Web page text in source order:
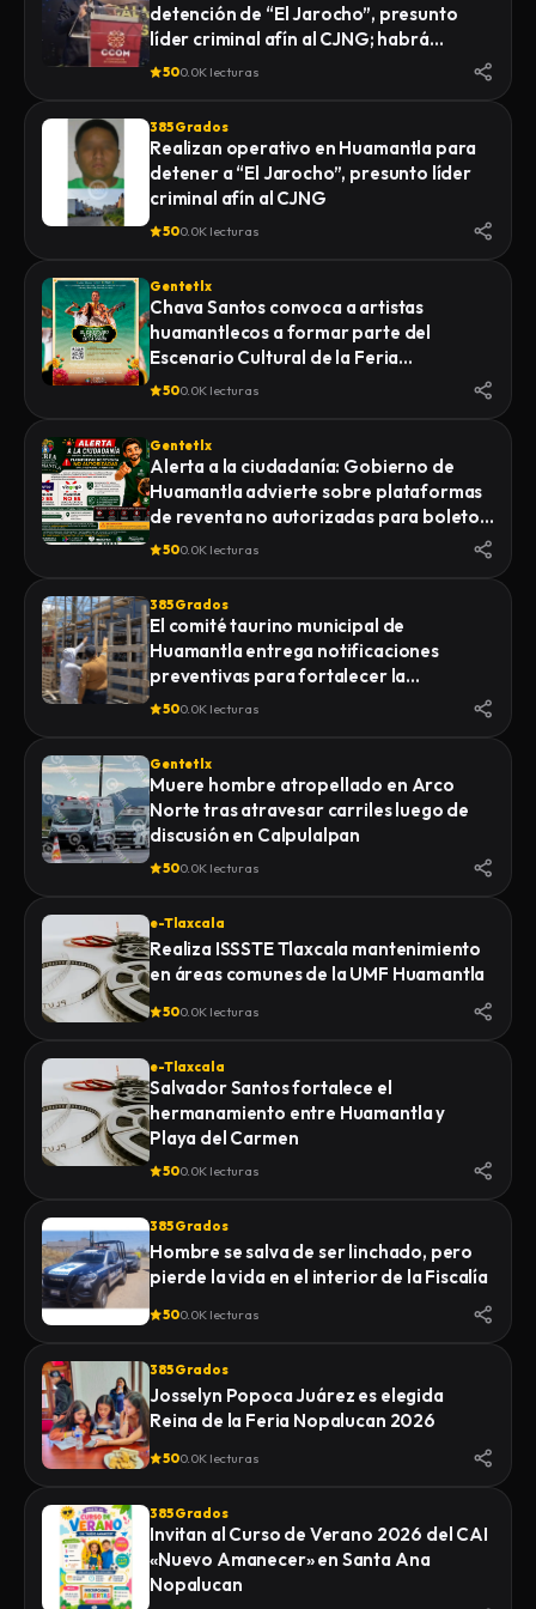
LA FISCALÍA GENERAL DE JUSTICIA DEL
ESTADO (FGJE) INICIÓ UNA CARPETA DE
INVESTIGACIÓN POR EL DELITO DE
HOMICIDIO CALIFICADO EN CONTRA DE
QUIEN O QUIENES RESULTEN
RESPONSABLES
detención de “El Jarocho”, presunto
líder criminal afín al CJNG; habrá
vigilancia 48 horas en Huamantla
500.0K lecturas
385 Grados
Realizan operativo en Huamantla para
detener a “El Jarocho”, presunto líder
criminal afín al CJNG
500.0K lecturas
Gentetlx
Chava Santos convoca a artistas
huamantlecos a formar parte del
Escenario Cultural de la Feria
Internacional del Arte Efímero y la Dalia
500.0K lecturas
Gentetlx
Alerta a la ciudadanía: Gobierno de
Huamantla advierte sobre plataformas
de reventa no autorizadas para boletos
de la Feria 2026
500.0K lecturas
385 Grados
El comité taurino municipal de
Huamantla entrega notificaciones
preventivas para fortalecer la
seguridad de la Huamantlada 2026
500.0K lecturas
Gentetlx
Muere hombre atropellado en Arco
Norte tras atravesar carriles luego de
discusión en Calpulalpan
500.0K lecturas
e-Tlaxcala
Realiza ISSSTE Tlaxcala mantenimiento
en áreas comunes de la UMF Huamantla
500.0K lecturas
e-Tlaxcala
Salvador Santos fortalece el
hermanamiento entre Huamantla y
Playa del Carmen
500.0K lecturas
385 Grados
Hombre se salva de ser linchado, pero
pierde la vida en el interior de la Fiscalía
500.0K lecturas
385 Grados
Josselyn Popoca Juárez es elegida
Reina de la Feria Nopalucan 2026
500.0K lecturas
385 Grados
Invitan al Curso de Verano 2026 del CAI
«Nuevo Amanecer» en Santa Ana
Nopalucan